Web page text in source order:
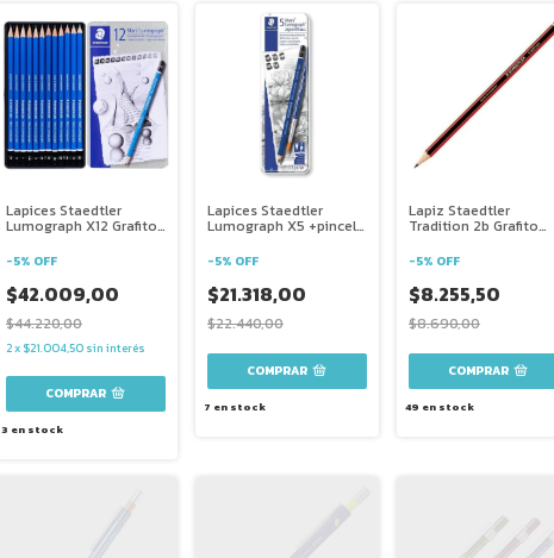
Lapices Staedtler
Lumograph X12 Grafito
-5% OFF
$42.009,00
$44.220,00
2x $21.004,50 sin interés
3 en stock
Lapices Staedtler
Lumograph X5 +pincel
-5% OFF
$21.318,00
$22.440,00
7 en stock
Lapiz Staedtler
Tradition 2b Grafito
-5% OFF
$8.255,50
$8.690,00
49 en stock